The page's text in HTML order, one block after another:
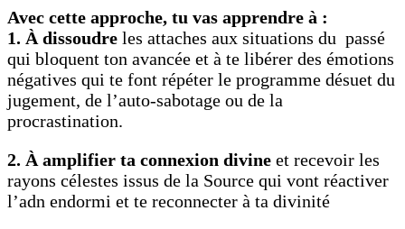
Avec cette approche, tu vas apprendre à :
1. À dissoudre les attaches aux situations du passé
qui bloquent ton avancée et à te libérer des émotions
négatives qui te font répéter le programme désuet du
jugement, de l’auto-sabotage ou de la
procrastination.
2. À amplifier ta connexion divine et recevoir les
rayons célestes issus de la Source qui vont réactiver
l’adn endormi et te reconnecter à ta divinité